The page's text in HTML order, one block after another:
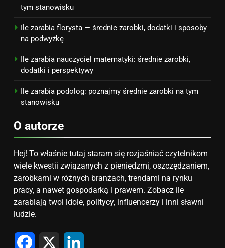
tym stanowisku
Ile zarabia florysta — średnie zarobki, dodatki i sposoby
na podwyżkę
Ile zarabia nauczyciel matematyki: średnie zarobki,
dodatki i perspektywy
Ile zarabia podolog: poznajmy średnie zarobki na tym
stanowisku
O autorze
Hej! To właśnie tutaj staram się rozjaśniać czytelnikom
wiele kwestii związanych z pieniędzmi, oszczędzaniem,
zarobkami w różnych branżach, trendami na rynku
pracy, a nawet gospodarką i prawem. Zobacz ile
zarabiają twoi idole, politycy, influencerzy i inni sławni
ludzie.
Facebook
X